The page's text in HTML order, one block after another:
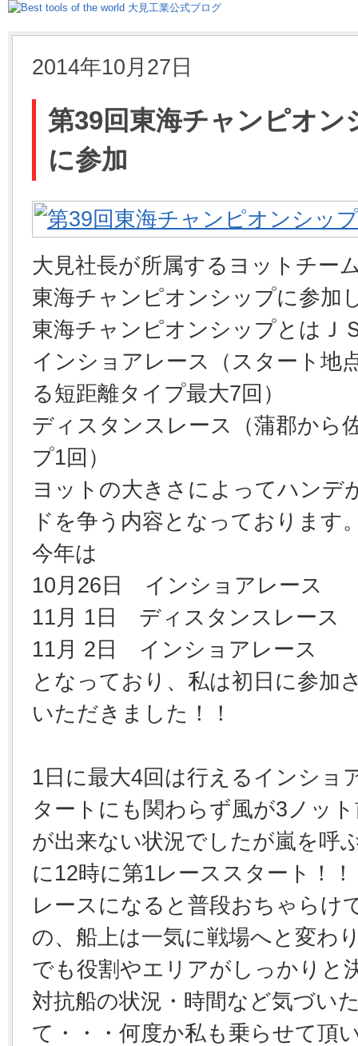
2014年10月27日
第39回東海チャンピオ
に参加
大見社長が所属するヨットチー
東海チャンピオンシップに参加
東海チャンピオンシップとはＪ
インショアレース（スタート地
る短距離タイプ最大7回）
ディスタンスレース（蒲郡から
プ1回）
ヨットの大きさによってハンデ
ドを争う内容となっております
今年は
10月26日 インショアレース
11月 1日 ディスタンスレース
11月 2日 インショアレース
となっており、私は初日に参加
いただきました！！
1日に最大4回は行えるインショ
タートにも関わらず風が3ノッ
が出来ない状況でしたが嵐を呼
に12時に第1レーススタート！！
レースになると普段おちゃらけ
の、船上は一気に戦場へと変わ
でも役割やエリアがしっかりと
対抗船の状況・時間など気づい
て・・・何度か私も乗らせて頂